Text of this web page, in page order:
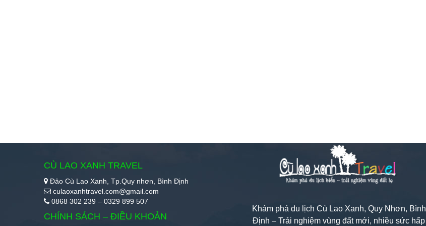
CÙ LAO XANH TRAVEL
Đảo Cù Lao Xanh, Tp.Quy nhơn, Bình Định
culaoxanhtravel.com@gmail.com
0868 302 239 – 0329 899 507
CHÍNH SÁCH – ĐIỀU KHOẢN
Khám phá du lịch Cù Lao Xanh, Quy Nhơn, Bình
Định – Trải nghiệm vùng đất mới, nhiều sức hấp